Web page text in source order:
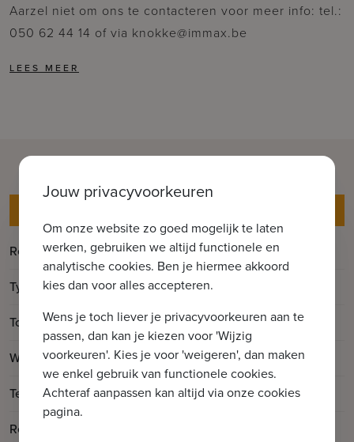
Aarzel niet om ons te contacteren voor meer info: tel.:
050 62 44 14 of via knokke@immax.be
Referentie
Thornton
Type
Appartement
Totale oppervlakte
172m2
Woonoppervlakte 122m2
Terrasoppervlakte 50m2
Renovatiejaar
Jouw privacyvoorkeuren
Om onze website zo goed mogelijk te laten
werken, gebruiken we altijd functionele en
analytische cookies. Ben je hiermee akkoord
kies dan voor alles accepteren.
Wens je toch liever je privacyvoorkeuren aan te
passen, dan kan je kiezen voor 'Wijzig
voorkeuren'. Kies je voor 'weigeren', dan maken
we enkel gebruik van functionele cookies.
Achteraf aanpassen kan altijd via onze cookies
pagina.